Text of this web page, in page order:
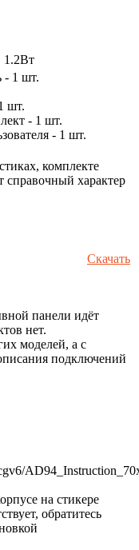
1.2Вт
- 1 шт.
шт.
- 1 шт.
- 1 шт.
комплекте
справочный характер
Скачать
панели идёт
нет.
моделей, а с
подключений
на стикере
обратитесь